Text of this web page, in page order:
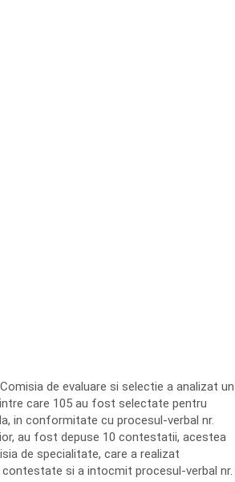
de evaluare si selectie a analizat un
care 105 au fost selectate pentru
in conformitate cu procesul-verbal nr.
au fost depuse 10 contestatii, acestea
de specialitate, care a realizat
contestate si a intocmit procesul-verbal nr.